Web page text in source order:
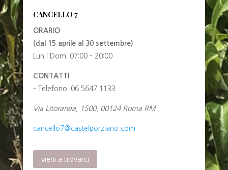
CANCELLO 7
ORARIO
(dal 15 aprile al 30 settembre)
Lun | Dom: 07:00 – 20:00
CONTATTI
– Telefono: 06 5647 1133
Via Litoranea, 1500, 00124 Roma RM
cancello7@castelporziano.com
vieni a trovarci